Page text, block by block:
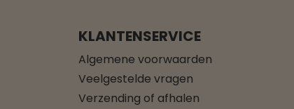
KLANTENSERVICE
Algemene voorwaarden
Veelgestelde vragen
Verzending of afhalen